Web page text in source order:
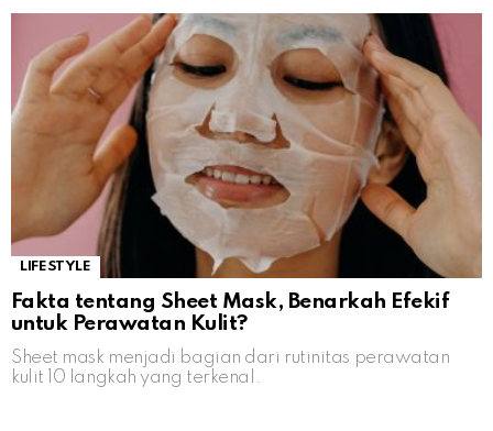
LIFESTYLE
Fakta tentang Sheet Mask, Benarkah Efekif
untuk Perawatan Kulit?
Sheet mask menjadi bagian dari rutinitas perawatan
kulit 10 langkah yang terkenal.